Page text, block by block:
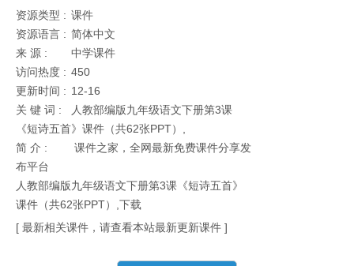
资源类型 : 课件
资源语言 : 简体中文
来 源 :
中学课件
访问热度 : 450
更新时间 : 12-16
关 键 词 :
人教部编版九年级语文下册第3课
《短诗五首》课件（共62张PPT）,
简 介 :
课件之家，全网最新免费课件分享发
布平台
人教部编版九年级语文下册第3课《短诗五首》
课件（共62张PPT）,下载
[ 最新相关课件，请查看本站最新更新课件 ]